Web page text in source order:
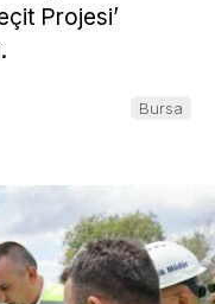
Projesi’
Bursa